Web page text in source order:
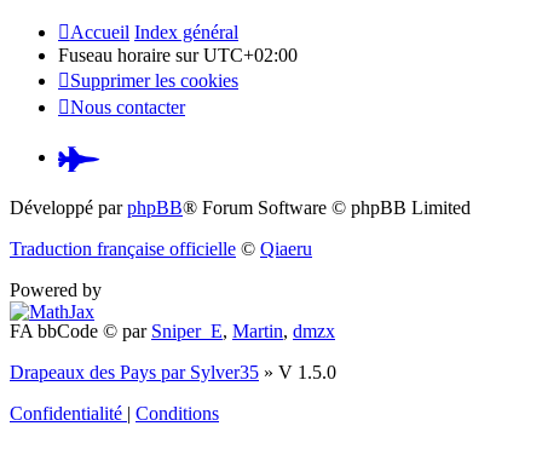
Accueil Index général
Fuseau horaire surUTC+02:00
Supprimer les cookies
Nous contacter
Pardus.at
(S’ouvre
nouvel
Développé parphpBB® Forum Software © phpBB Limited
Traduction française officielle © Qiaeru
Powered by
FA bbCode © par Sniper_E, Martin, dmzx
Drapeaux des Pays par Sylver35 » V 1.5.0
Confidentialité | Conditions